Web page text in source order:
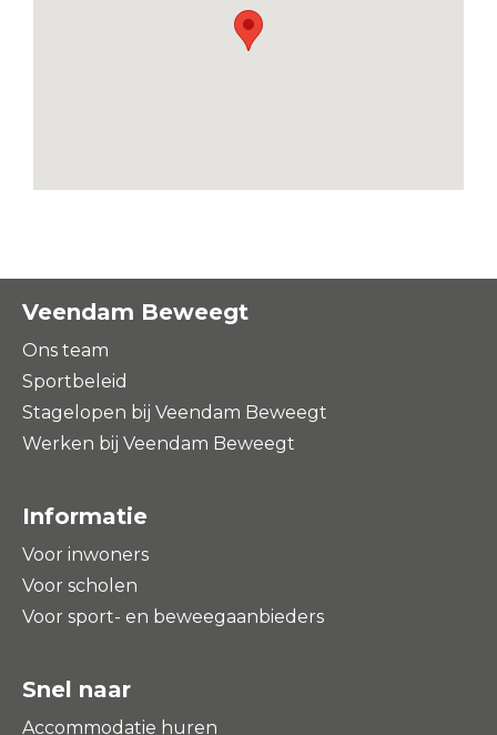
Veendam Beweegt
Ons team
Sportbeleid
Stagelopen bij Veendam Beweegt
Werken bij Veendam Beweegt
Informatie
Voor inwoners
Voor scholen
Voor sport- en beweegaanbieders
Snel naar
Accommodatie huren